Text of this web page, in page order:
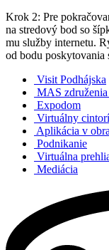
Krok 2: Pre
na stredový bod so
mu služby internetu.
od bodu
Visit Podhájska
MAS
Expodom
Virtuálny
Aplikácia v
Podnikanie
Virtuálna
Mediácia